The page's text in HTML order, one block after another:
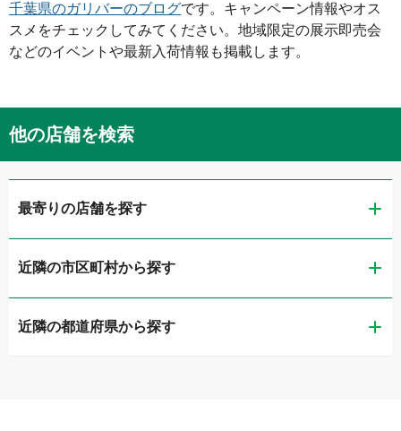
千葉県のガリバーのブログです。キャンペーン情報やオス
スメをチェックしてみてください。地域限定の展示即売会
などのイベントや最新入荷情報も掲載します。
他の店舗を検索
最寄りの店舗を探す
LIBERALA リベラーラ千葉
ガリバー穴川インター店
近隣の市区町村から探す
千葉市稲毛区
近隣の都道府県から探す